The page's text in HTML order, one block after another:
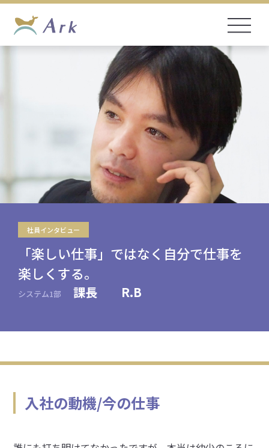
社員インタビュー
「楽しい仕事」ではなく自分で仕事を
楽しくする。
システム1部 課長 R.B
入社の動機/今の仕事